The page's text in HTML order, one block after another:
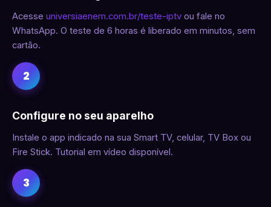
Acesse universiaenem.com.br/teste-iptv ou fale no
WhatsApp. O teste de 6 horas é liberado em minutos, sem
cartão.
2
Configure no seu aparelho
Instale o app indicado na sua Smart TV, celular, TV Box ou
Fire Stick. Tutorial em vídeo disponível.
3